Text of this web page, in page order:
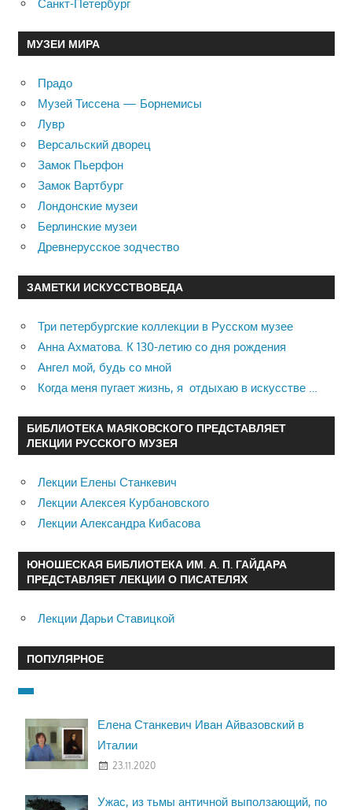
Санкт-Петербург
МУЗЕИ МИРА
Прадо
Музей Тиссена — Борнемисы
Лувр
Версальский дворец
Замок Пьерфон
Замок Вартбург
Лондонские музеи
Берлинские музеи
Древнерусское зодчество
ЗАМЕТКИ ИСКУССТВОВЕДА
Три петербургские коллекции в Русском музее
Анна Ахматова. К 130-летию со дня рождения
Ангел мой, будь со мной
Когда меня пугает жизнь, я отдыхаю в искусстве …
БИБЛИОТЕКА МАЯКОВСКОГО ПРЕДСТАВЛЯЕТ
ЛЕКЦИИ РУССКОГО МУЗЕЯ
Лекции Елены Станкевич
Лекции Алексея Курбановского
Лекции Александра Кибасова
ЮНОШЕСКАЯ БИБЛИОТЕКА ИМ. А. П. ГАЙДАРА
ПРЕДСТАВЛЯЕТ ЛЕКЦИИ О ПИСАТЕЛЯХ
Лекции Дарьи Ставицкой
ПОПУЛЯРНОЕ
Елена Станкевич Иван Айвазовский в
Италии
23.11.2020
Ужас, из тьмы античной выползающий, по